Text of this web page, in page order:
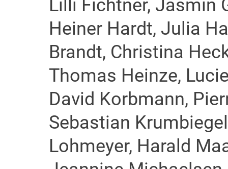
Lilli Fichtner, Jasmin
Heiner Hardt, Julia
Brandt, Christina
Thomas Heinze,
David Korbmann,
Sebastian
Lohmeyer, Harald